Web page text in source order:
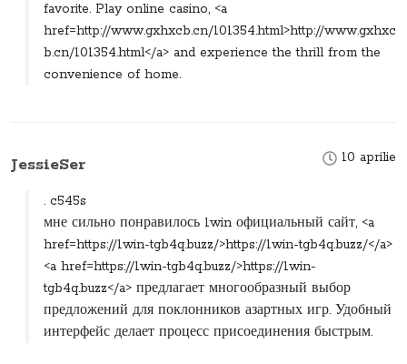
favorite. Play online casino, <a
href=http://www.gxhxcb.cn/101354.html>http://www.gxhxc
b.cn/101354.html</a> and experience the thrill from the
convenience of home.
10 aprilie
JessieSer
. c545s
мне сильно понравилось 1win официальный сайт, <a
href=https://1win-tgb4q.buzz/>https://1win-tgb4q.buzz/</a>
<a href=https://1win-tgb4q.buzz/>https://1win-
tgb4q.buzz</a> предлагает многообразный выбор
предложений для поклонников азартных игр. Удобный
интерфейс делает процесс присоединения быстрым.